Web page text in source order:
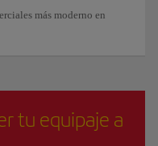
más moderno en
tu equipaje a